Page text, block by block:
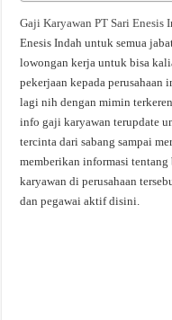
Gaji Karyawan PT Sari Enesis
Enesis Indah untuk semua
lowongan kerja untuk bisa
pekerjaan kepada perusahaan
lagi nih dengan mimin
info gaji karyawan terupdate
tercinta dari sabang sampai
memberikan informasi
karyawan di perusahaan
dan pegawai aktif disini.